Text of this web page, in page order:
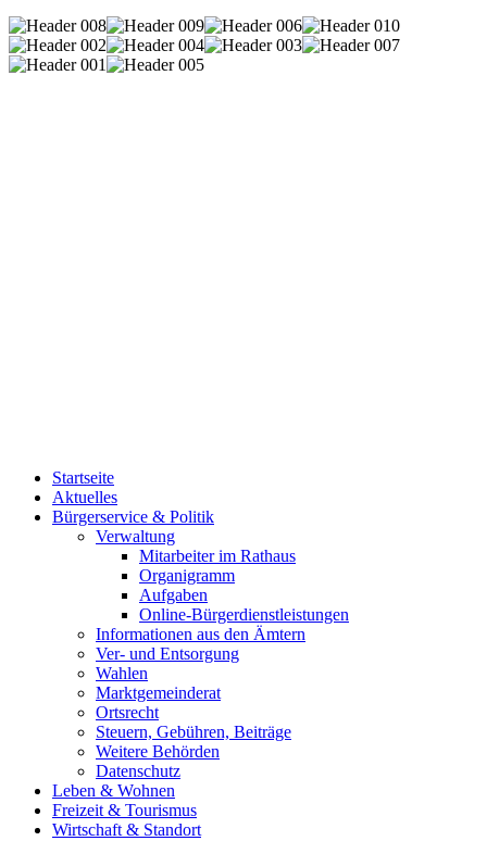
Startseite
Aktuelles
Bürgerservice & Politik
Verwaltung
Mitarbeiter im Rathaus
Organigramm
Aufgaben
Online-Bürgerdienstleistungen
Informationen aus den Ämtern
Ver- und Entsorgung
Wahlen
Marktgemeinderat
Ortsrecht
Steuern, Gebühren, Beiträge
Weitere Behörden
Datenschutz
Leben & Wohnen
Freizeit & Tourismus
Wirtschaft & Standort